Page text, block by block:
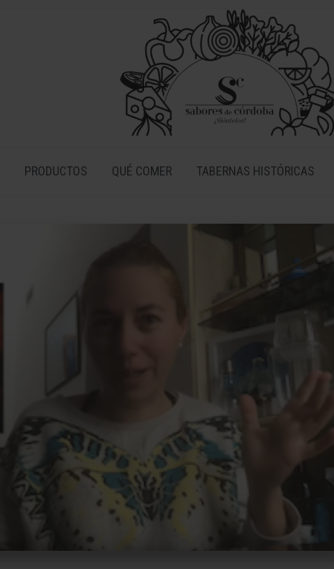
PRODUCTOS QUÉ COMER TABERNAS HISTÓRICAS